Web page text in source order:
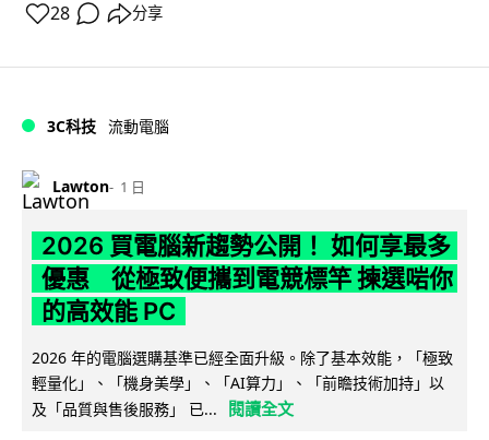
28 分享
3C科技 流動電腦
Lawton 1 日
2026 買電腦新趨勢公開！ 如何享最多
優惠 從極致便攜到電競標竿 揀選啱你
的高效能 PC
2026 年的電腦選購基準已經全面升級。除了基本效能，「極致
輕量化」、「機身美學」、「AI算力」、「前瞻技術加持」以
及「品質與售後服務」 已...
閱讀全文